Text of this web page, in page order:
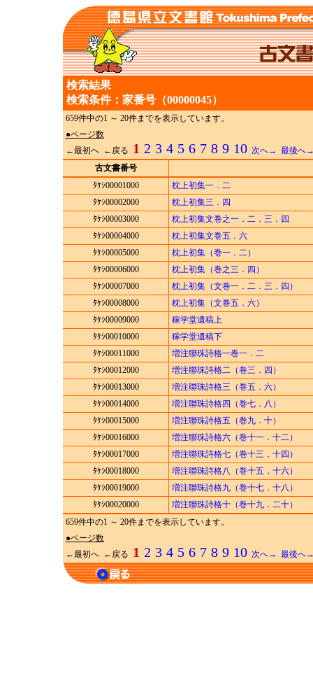
検索結果
検索条件：家番号（00000045）
659件中の1 ～ 20件までを表示しています。
●ページ数
←最初へ ←戻る 1 2 3 4 5 6 7 8 9 10 次へ→ 最後へ
古文書番号
ﾀｹｼ00001000
枕上初集一．二
ﾀｹｼ00002000
枕上初集三．四
ﾀｹｼ00003000
枕上初集文巻之一．二．三．四
ﾀｹｼ00004000
枕上初集文巻五．六
ﾀｹｼ00005000
枕上初集（巻一．二）
ﾀｹｼ00006000
枕上初集（巻之三．四）
ﾀｹｼ00007000
枕上初集（文巻一．二．三．四）
ﾀｹｼ00008000
枕上初集（文巻五．六）
ﾀｹｼ00009000
稼学堂遺稿上
ﾀｹｼ00010000
稼学堂遺稿下
ﾀｹｼ00011000
増注聯珠詩格一巻一．二
ﾀｹｼ00012000
増注聯珠詩格二（巻三．四）
ﾀｹｼ00013000
増注聯珠詩格三（巻五．六）
ﾀｹｼ00014000
増注聯珠詩格四（巻七．八）
ﾀｹｼ00015000
増注聯珠詩格五（巻九．十）
ﾀｹｼ00016000
増注聯珠詩格六（巻十一．十二）
ﾀｹｼ00017000
増注聯珠詩格七（巻十三．十四）
ﾀｹｼ00018000
増注聯珠詩格八（巻十五．十六）
ﾀｹｼ00019000
増注聯珠詩格九（巻十七．十八）
ﾀｹｼ00020000
増注聯珠詩格十（巻十九．二十）
659件中の1 ～ 20件までを表示しています。
●ページ数
←最初へ ←戻る 1 2 3 4 5 6 7 8 9 10 次へ→ 最後へ